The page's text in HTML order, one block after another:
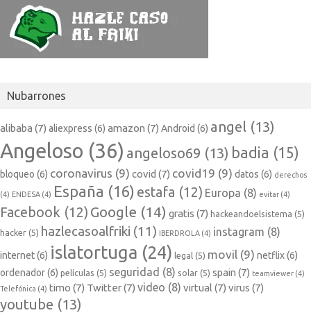
Nubarrones
alibaba (7) aliexpress (6) amazon (7) Android (6) angel (13)
Angeloso (36) angeloso69 (13) badia (15)
bloqueo (6) coronavirus (9) covid (7) covid19 (9) datos (6) derechos
(4) ENDESA (4) España (16) estafa (12) Europa (8) evitar (4)
Facebook (12) Google (14) gratis (7) hackeandoelsistema (5)
hacker (5) hazlecasoalfriki (11) IBERDROLA (4) instagram (8)
internet(6) islatortuga (24) legal (5) movil (9) netflix(6)
ordenador(6) películas (5) seguridad (8) solar (5) spain (7) teamviewer (4)
Telefónica (4) timo (7) Twitter(7) video (8) virtual (7) virus (7)
youtube (13)